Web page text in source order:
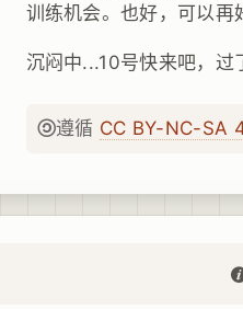
训练机会。也好，可以再
沉闷中...10号快来吧，过
遵循 CC BY-NC-SA